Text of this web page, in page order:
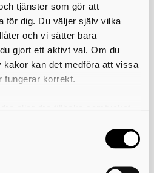
tjänster som gör att
för dig. Du väljer själv vilka
och vi sätter bara
gjort ett aktivt val. Om du
kakor kan det medföra att vissa
fungerar korrekt.
du hittar längst ner på sidan
har mer än 200 badande per dag
EU-bad. Du kan läsa mer om EU-
webbplats.